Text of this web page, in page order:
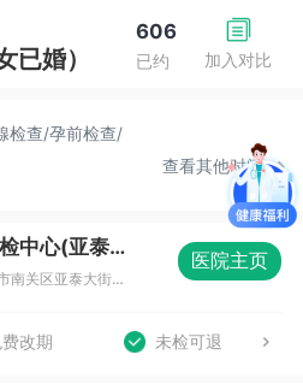
加入对比
606
已约
婚）
检查/孕前检查/
查看其他时间
长春爱康国宾体检中心(亚泰鸿城西域分院)
长春市南关区亚泰大街与南湖大路交汇6988号（南岭小学对过）
医院主页
改期 未检可退